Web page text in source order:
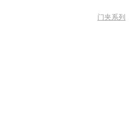
门夹系列